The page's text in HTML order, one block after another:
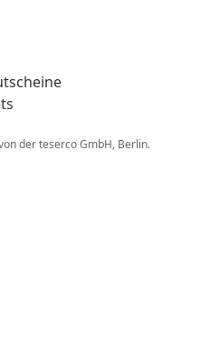
der teserco GmbH, Berlin.